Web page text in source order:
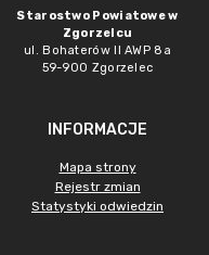
Starostwo Powiatowe w
Zgorzelcu
ul. Bohaterów II AWP 8a
59-900 Zgorzelec
INFORMACJE
Mapa strony
Rejestr zmian
Statystyki odwiedzin